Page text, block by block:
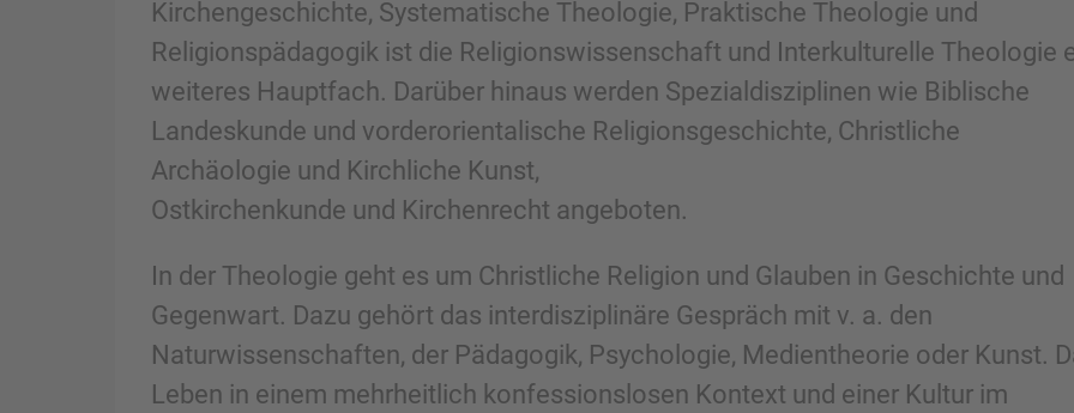
Kirchengeschichte, Systematische Theologie, Praktische Theologie und
Religionspädagogik ist die Religionswissenschaft und Interkulturelle Theologie
weiteres Hauptfach. Darüber hinaus werden Spezialdisziplinen wie Biblische
Landeskunde und vorderorientalische Religionsgeschichte, Christliche
Archäologie und Kirchliche Kunst,
Ostkirchenkunde und Kirchenrecht angeboten.
In der Theologie geht es um Christliche Religion und Glauben in Geschichte und
Gegenwart. Dazu gehört das interdisziplinäre Gespräch mit v. a. den
Naturwissenschaften, der Pädagogik, Psychologie, Medientheorie oder Kunst.
Leben in einem mehrheitlich konfessionslosen Kontext und einer Kultur im